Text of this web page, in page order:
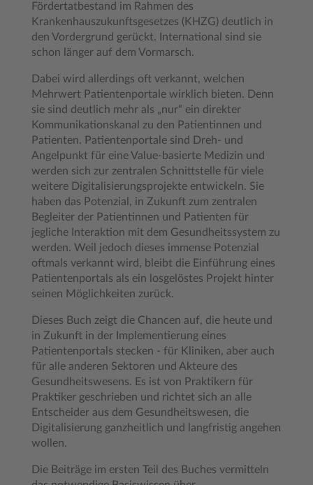
Fördertatbestand im Rahmen des
Krankenhauszukunftsgesetzes (KHZG) deutlich in
den Vordergrund gerückt. International sind sie
schon länger auf dem Vormarsch.
Dabei wird allerdings oft verkannt, welchen
Mehrwert Patientenportale wirklich bieten. Denn
sie sind deutlich mehr als „nur“ ein direkter
Kommunikationskanal zu den Patientinnen und
Patienten. Patientenportale sind Dreh- und
Angelpunkt für eine Value-basierte Medizin und
werden sich zur zentralen Schnittstelle für viele
weitere Digitalisierungsprojekte entwickeln. Sie
haben das Potenzial, in Zukunft zum zentralen
Begleiter der Patientinnen und Patienten für
jegliche Interaktion mit dem Gesundheitssystem zu
werden. Weil jedoch dieses immense Potenzial
oftmals verkannt wird, bleibt die Einführung eines
Patientenportals als ein losgelöstes Projekt hinter
seinen Möglichkeiten zurück.
Dieses Buch zeigt die Chancen auf, die heute und
in Zukunft in der Implementierung eines
Patientenportals stecken - für Kliniken, aber auch
für alle anderen Sektoren und Akteure des
Gesundheitswesens. Es ist von Praktikern für
Praktiker geschrieben und richtet sich an alle
Entscheider aus dem Gesundheitswesen, die
Digitalisierung ganzheitlich und langfristig angehen
wollen.
Die Beiträge im ersten Teil des Buches vermitteln